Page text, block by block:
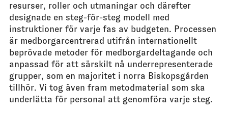
resurser, roller och utmaningar och därefter
designade en steg-för-steg modell med
instruktioner för varje fas av budgeten. Processen
är medborgarcentrerad utifrån internationellt
beprövade metoder för medborgardeltagande och
anpassad för att särskilt nå underrepresenterade
grupper, som en majoritet i norra Biskopsgården
tillhör. Vi tog även fram metodmaterial som ska
underlätta för personal att genomföra varje steg.